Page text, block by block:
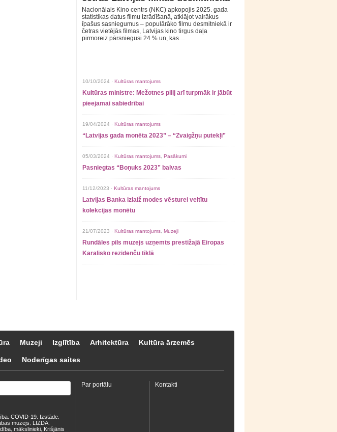
Nacionālais Kino centrs (NKC) apkopojis 2025. gada
statistikas datus filmu izrādīšanā, atklājot vairākus
īpašus sasniegumus – populārāko filmu desmitniekā ir
četras vietējās filmas, Latvijas kino tirgus daļa
pirmoreiz pārsniegusi 24 % un, kas…
10/10/2024 · Kultūras mantojums
Kultūras ministre: Mežotnes pilij arī turpmāk ir jābūt
pieejamai sabiedrībai
19/04/2024 · Kultūras mantojums
“Latvijas gada monēta 2023” – “Zvaigžņu putekļi”
05/03/2024 · Kultūras mantojums Pasākumi
Pasniegtas “Boņuks 2023” balvas
11/12/2023 · Kultūras mantojums
Latvijas Banka izlaiž modes vēsturei veltītu
kolekcijas monētu
21/07/2023 · Kultūras mantojums Muzeji
Rundāles pils muzejs uzņemts prestižajā Eiropas
Karalisko rezidenču tīklā
Muzeji Izglītība Arhitektūra Kultūra ārzemēs
Noderīgas saites
COVID-19 Izstāde
muzejs LIZDA
mākslinieki Krišjānis
Par portālu Kontakti